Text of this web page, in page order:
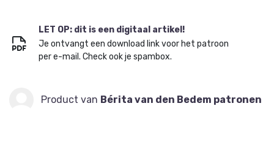
LET OP: dit is een digitaal artikel!
Je ontvangt een download link voor het patroon
per e-mail. Check ook je spambox.
Product van Bérita van den Bedem patronen